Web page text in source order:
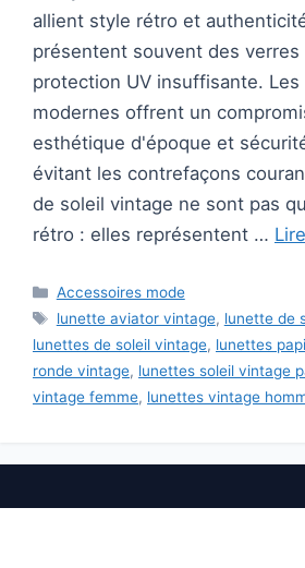
allient style rétro et
présentent souvent des verres
protection UV insuffisante.
modernes offrent un
esthétique d'époque et
évitant les contrefaçons
de soleil vintage ne sont pas
rétro : elles représentent …
Catégories
Accessoires mode
Étiquettes
lunette aviator vintage, lunette de
lunettes de soleil vintage, lunettes
ronde vintage, lunettes soleil vintage
vintage femme, lunettes vintage